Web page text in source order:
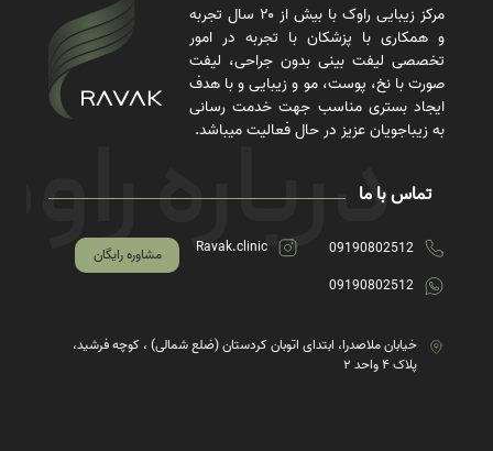
مرکز زیبایی راوک با بیش از ۲۰ سال تجربه
و همکاری با پزشکان با تجربه در امور
تخصصی لیفت بینی بدون جراحی، لیفت
صورت با نخ، پوست، مو و زیبایی و با هدف
ایجاد بستری مناسب جهت خدمت رسانی
به زیباجویان عزیز در حال فعالیت میباشد.
تماس با ما
09190802512
09190802512
Ravak.clinic مشاوره رایگان
خیابان ملاصدرا، ابتدای اتوبان کردستان (ضلع شمالی) ، کوچه فرشید،
پلاک ۴ واحد ۲